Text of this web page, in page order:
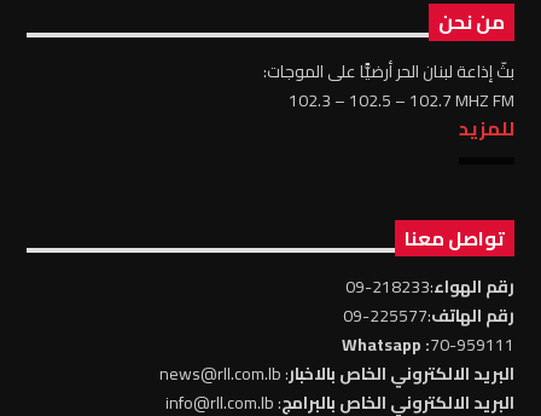
من نحن
بثّ إذاعة لبنان الحر أرضيًّا على الموجات:
102.3 – 102.5 – 102.7 MHZ FM
للمزيد
تواصل معنا
رقم الهواء:218233-09
رقم الهاتف:225577-09
70-959111
: Whatsapp
البريد الالكتروني الخاص بالاخبار: news@rll.com.lb
البريد الالكتروني الخاص بالبرامج: info@rll.com.lb